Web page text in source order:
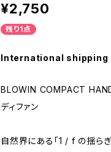
¥2,750
残り1点
International shipping
BLOWIN COMPACT
ディファン
自然界にある「1 / f の揺ら